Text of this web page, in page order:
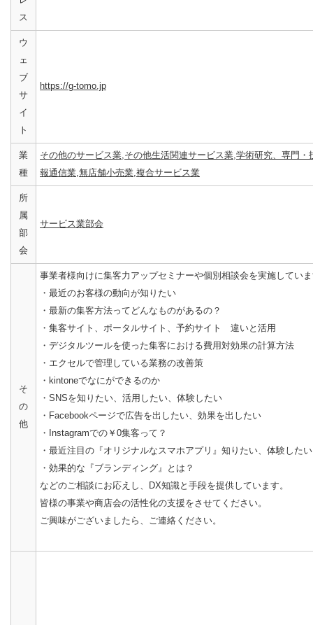
ス
ウ
ェ
ブ
サ
イ
ト
https://g-tomo.jp
業
種
その他のサービス業 その他生活関連サービス業 学術研究、専門・
報通信業 無店舗小売業 複合サービス業
所
属
部
会
サービス業部会
そ
の
他
事業者様向けに集客力アップセミナーや個別相談会を実施してい
・最近のお客様の動向が知りたい
・最新の集客方法ってどんなものがあるの？
・集客サイト、ポータルサイト、予約サイト 違いと活用
・デジタルツールを使った集客における費用対効果の計算方法
・エクセルで管理している業務の改善策
・kintoneでなにができるのか
・SNSを知りたい、活用したい、体験したい
・Facebookページで広告を出したい、効果を出したい
・Instagramでの￥0集客って？
・最近注目の『オリジナルなスマホアプリ』知りたい、体験したい
・効果的な『ブランディング』とは？
などのご相談にお応えし、DX知識と手段を提供しています。
皆様の事業や商店会の活性化の支援をさせてください。
ご興味がございましたら、ご連絡ください。